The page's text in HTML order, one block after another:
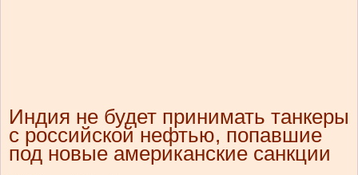
Индия не будет принимать танкеры
с российской нефтью, попавшие
под новые американские санкции